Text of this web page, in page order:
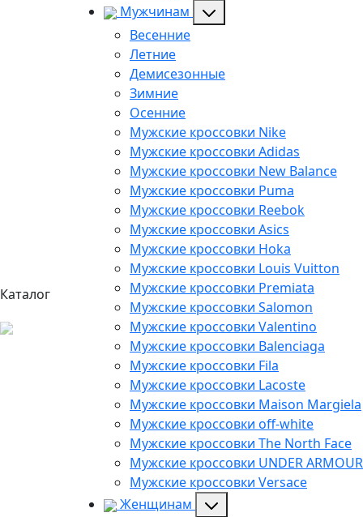
Каталог
Мужчинам
Весенние
Летние
Демисезонные
Зимние
Осенние
Мужские кроссовки Nike
Мужские кроссовки Adidas
Мужские кроссовки New Balance
Мужские кроссовки Puma
Мужские кроссовки Reebok
Мужские кроссовки Asics
Мужские кроссовки Hoka
Мужские кроссовки Louis Vuitton
Мужские кроссовки Premiata
Мужские кроссовки Salomon
Мужские кроссовки Valentino
Мужские кроссовки Balenciaga
Мужские кроссовки Fila
Мужские кроссовки Lacoste
Мужские кроссовки Maison Margiela
Мужские кроссовки off-white
Мужские кроссовки The North Face
Мужские кроссовки UNDER ARMOUR
Мужские кроссовки Versace
Женщинам